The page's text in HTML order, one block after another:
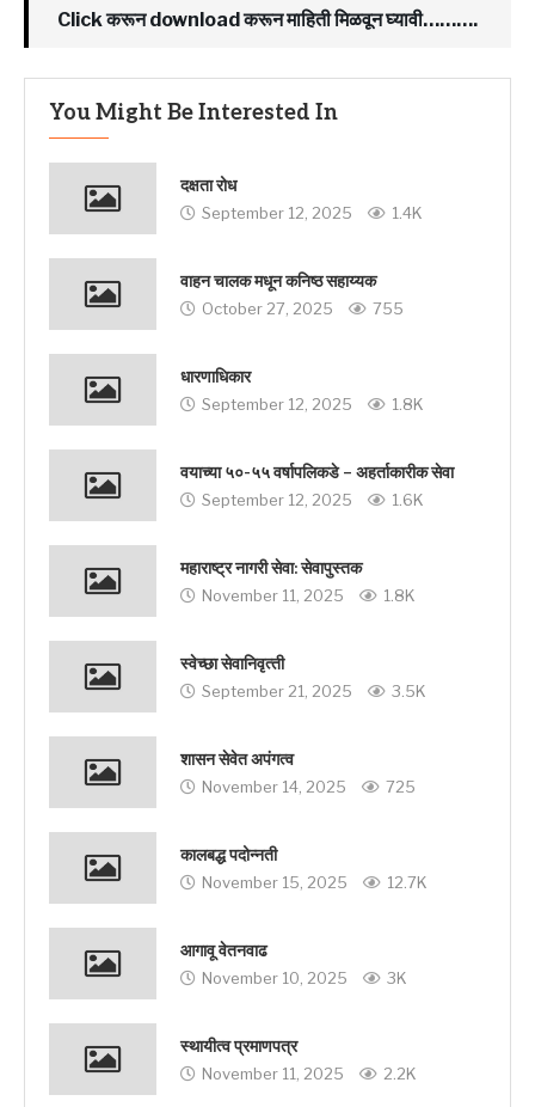
Click करून download करून माहिती मिळवून घ्यावी……….
You Might Be Interested In
दक्षता रोध
September 12, 2025 1.4K
वाहन चालक मधून कनिष्ठ सहाय्यक
October 27, 2025 755
धारणाधिकार
September 12, 2025 1.8K
वयाच्या ५०-५५ वर्षापलिकडे – अहर्ताकारीक सेवा
September 12, 2025 1.6K
महाराष्ट्र नागरी सेवा: सेवापुस्तक
November 11, 2025 1.8K
स्‍वेच्‍छा सेवानिवृत्‍ती
September 21, 2025 3.5K
शासन सेवेत अपंगत्व
November 14, 2025 725
कालबद्ध पदोन्नती
November 15, 2025 12.7K
आगावू वेतनवाढ
November 10, 2025 3K
स्थायीत्व प्रमाणपत्र
November 11, 2025 2.2K